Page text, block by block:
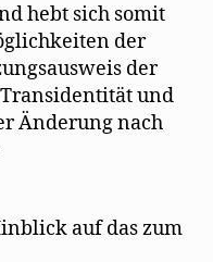
hebt sich somit
der
der
und
Änderung nach
auf das zum